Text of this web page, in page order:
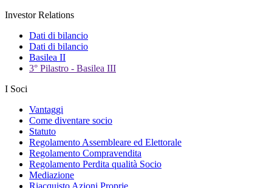
Investor Relations
Dati di bilancio
Dati di bilancio
Basilea II
3° Pilastro - Basilea III
I Soci
Vantaggi
Come diventare socio
Statuto
Regolamento Assembleare ed Elettorale
Regolamento Compravendita
Regolamento Perdita qualità Socio
Mediazione
Riacquisto Azioni Proprie